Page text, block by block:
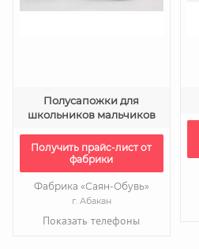
Полусапожки для
школьников мальчиков
Получить прайс-лист от
фабрики
Фабрика «Саян-Обувь»
г. Абакан
Показать телефоны